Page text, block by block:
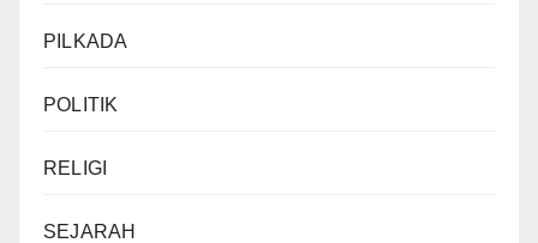
PILKADA
POLITIK
RELIGI
SEJARAH